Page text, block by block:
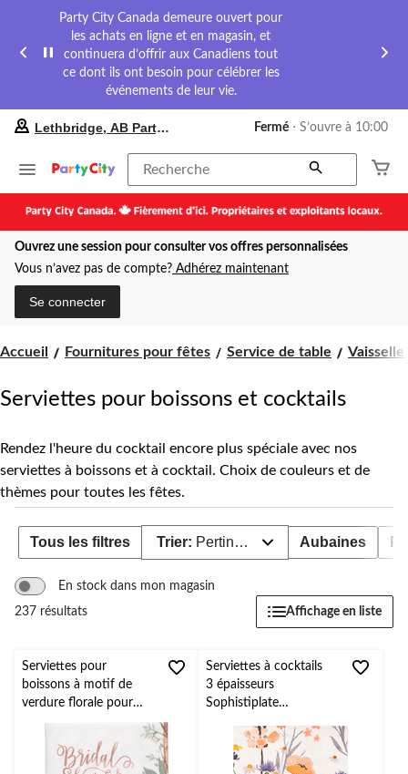
Party City Canada demeure ouvert pour
les achats en ligne et en magasin, et
continuera d’offrir aux Canadiens tout
ce dont ils ont besoin pour célébrer les
événements de leur vie.
préféré
Lethbridge,
Party
City,
courament
Fermé,
pour
Lethbridge, AB Party City Fermé ⋅ S’ouvre à 10:00
Recherche
Ouvrez une session pour consulter vos offres personnalisées
Vous n’avez pas de compte? Adhérez maintenant
Se connecter
Accueil Fournitures pour fêtes Service de table Vaisselle
Serviettes pour boissons et cocktails
Rendez l'heure du cocktail encore plus spéciale avec nos
serviettes à boissons et à cocktail. Choix de couleurs et de
thèmes pour toutes les fêtes.
Tous les filtres Trier: Pertinence Aubaines
En stock dans mon magasin
237 résultats
Affichage en liste
Serviettes pour
boissons à motif de
verdure florale pour
fête prénuptiale, paq.
Serviettes à cocktails
3 épaisseurs
Sophistiplate